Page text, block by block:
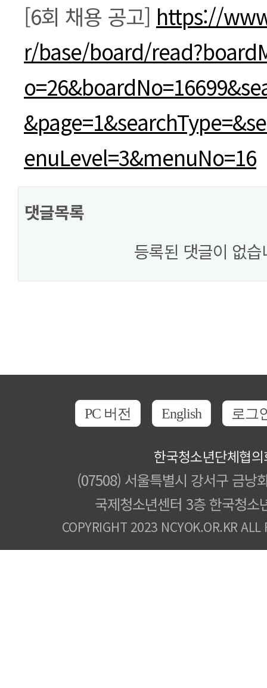
[6회 채용 공고] https://
r/base/board/
enuLevel=3&menuNo=16
댓글목록
등록된 댓글이 없습
PC 버전 English 로그
한국청소년단체협
(07508) 서울특별시 강서구 금낭
국제청소년센터 3층 한국청소
COPYRIGHT 2023 NCYOK.OR.KR ALL